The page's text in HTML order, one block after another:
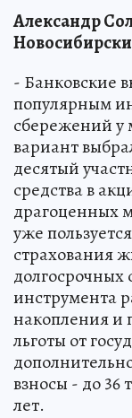
Александр
- Банковские
популярным
сбережений у
вариант
десятый
средства в
драгоценных
уже
страхования
инструмента
накопления и
льготы от
взносы - до 36
лет.